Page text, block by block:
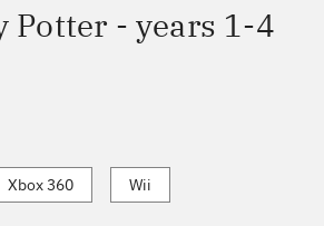
Potter - years 1-4
Xbox 360 Wii